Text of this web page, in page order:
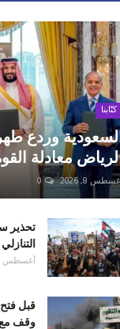
كتّابنا
وردع
معادلة
8, 2026
0
تحذير
أغسطس 7, 2026
قبل
وقف مع